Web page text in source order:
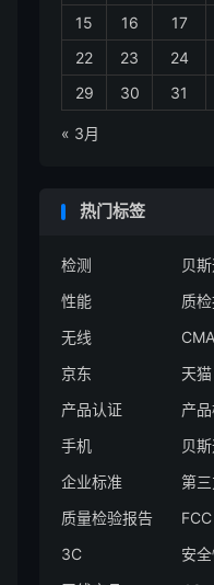
15
16 17
22
23 24
29
30 31
« 3月
热门标签
检测 贝
性能
质
无线
CMA
京东
天猫
产品认证
产
手机
贝
企业标准
第
质量检验报告
FCC
3C
安